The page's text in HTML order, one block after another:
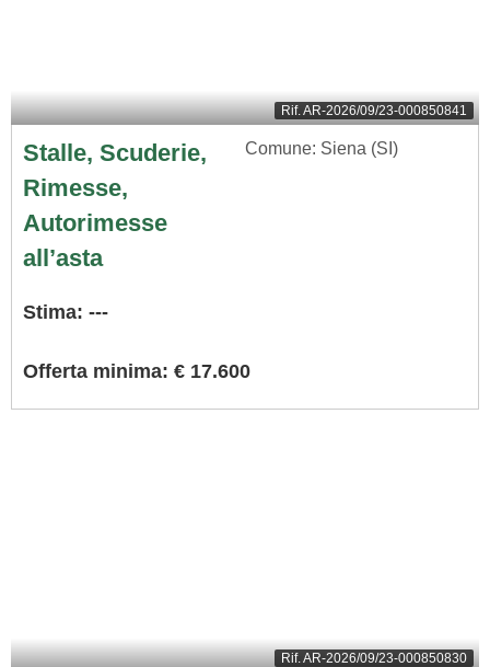
Rif.AR-2026/09/23-000850841
Stalle, Scuderie,
Rimesse,
Autorimesse
all’asta
Comune: Siena (SI)
Stima: ---
Offerta minima: € 17.600
Rif.AR-2026/09/23-000850830